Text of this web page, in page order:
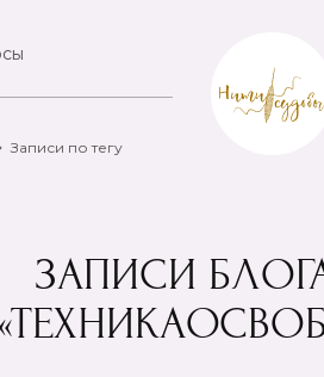
Записи по тегу
ЗАПИСИ